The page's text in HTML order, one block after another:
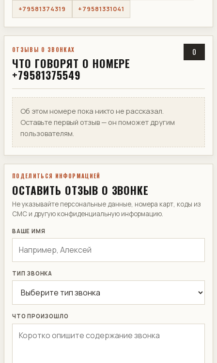
+79581374319 +79581331041
ОТЗЫВЫ О ЗВОНКАХ
ЧТО ГОВОРЯТ О НОМЕРЕ
+79581375549
0
Об этом номере пока никто не рассказал.
Оставьте первый отзыв — он поможет другим
пользователям.
ПОДЕЛИТЬСЯ ИНФОРМАЦИЕЙ
ОСТАВИТЬ ОТЗЫВ О ЗВОНКЕ
Не указывайте персональные данные, номера карт, коды из
СМС и другую конфиденциальную информацию.
ВАШЕ ИМЯ
ТИП ЗВОНКА
ЧТО ПРОИЗОШЛО